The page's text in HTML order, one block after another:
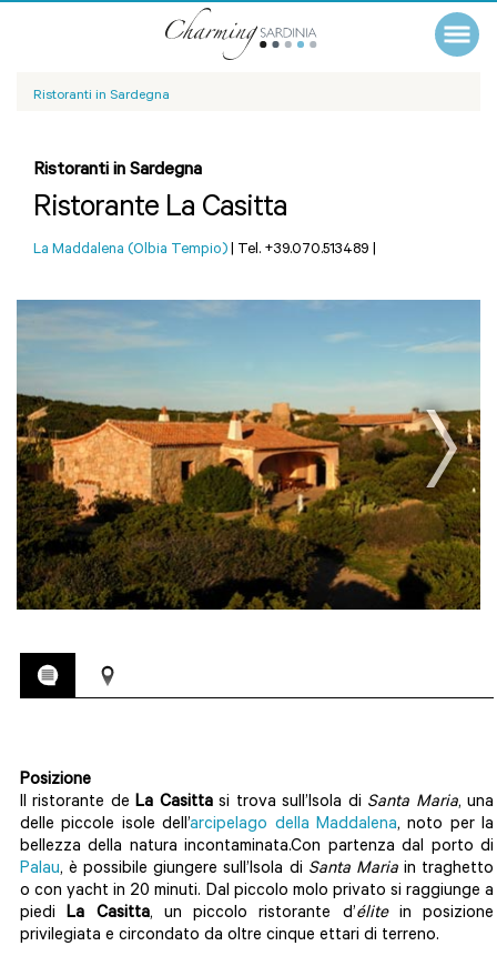
Ristoranti in Sardegna
Ristoranti in Sardegna
Ristorante La Casitta
La Maddalena (Olbia Tempio) | Tel. +39.070.513489 |
Posizione
Il ristorante deLa Casittasi trova sull’Isola di Santa Maria, una
delle piccole isole dell’arcipelago della Maddalena, noto per la
bellezza della natura incontaminata.Con partenza dal porto di
Palau, è possibile giungere sull’Isola di Santa Mariain traghetto
o con yacht in 20 minuti. Dal piccolo molo privato si raggiunge a
piediLa Casitta, un piccolo ristorante d’élitein posizione
privilegiata e circondato da oltre cinque ettari di terreno.